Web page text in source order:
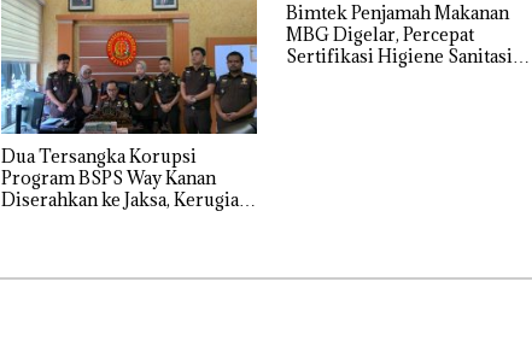
Dua Tersangka Korupsi
Program BSPS Way Kanan
Diserahkan ke Jaksa, Kerugian
Bimtek Penjamah Makanan
MBG Digelar, Percepat
Sertifikasi Higiene Sanitasi